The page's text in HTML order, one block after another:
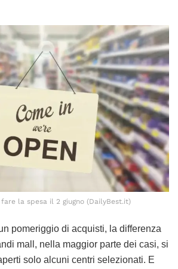
fare la spesa il 2 giugno (DailyBest.it)
pomeriggio di acquisti, la differenza
mall, nella maggior parte dei casi, si
solo alcuni centri selezionati. E